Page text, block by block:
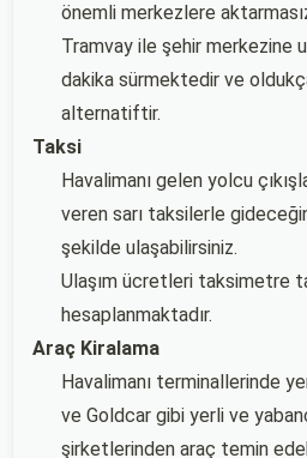
önemli merkezlere
Tramvay ile şehir merkezine
dakika sürmektedir ve
alternatiftir.
Taksi
Havalimanı gelen yolcu
veren sarı taksilerle
şekilde ulaşabilirsiniz.
Ulaşım ücretleri taksimetre
hesaplanmaktadır.
Araç Kiralama
Havalimanı terminallerinde
ve Goldcar gibi yerli ve
şirketlerinden araç temin